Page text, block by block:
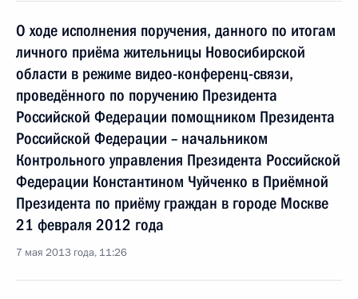
О ходе исполнения поручения, данного по итогам
личного приёма жительницы Новосибирской
области в режиме видео-конференц-связи,
проведённого по поручению Президента
Российской Федерации помощником Президента
Российской Федерации – начальником
Контрольного управления Президента Российской
Федерации Константином Чуйченко в Приёмной
Президента по приёму граждан в городе Москве
21 февраля 2012 года
7 мая 2013 года, 11:26